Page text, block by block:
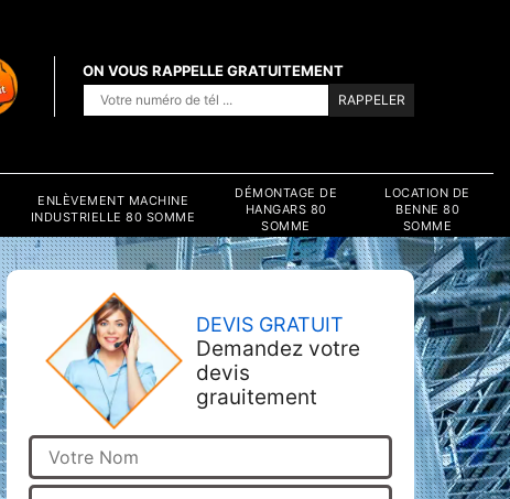
ON VOUS RAPPELLE GRATUITEMENT
ENLÈVEMENT MACHINE
INDUSTRIELLE 80 SOMME
DÉMONTAGE DE
HANGARS 80
SOMME
LOCATION DE
BENNE 80
SOMME
DEVIS GRATUIT
Demandez votre
devis
grauitement